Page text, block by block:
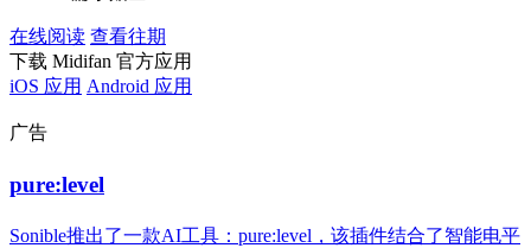
在线阅读 查看往期
下载 Midifan 官方应用
iOS 应用 Android 应用
广告
pure:level
Sonible推出了一款AI工具：pure:level，该插件结合了智能电平